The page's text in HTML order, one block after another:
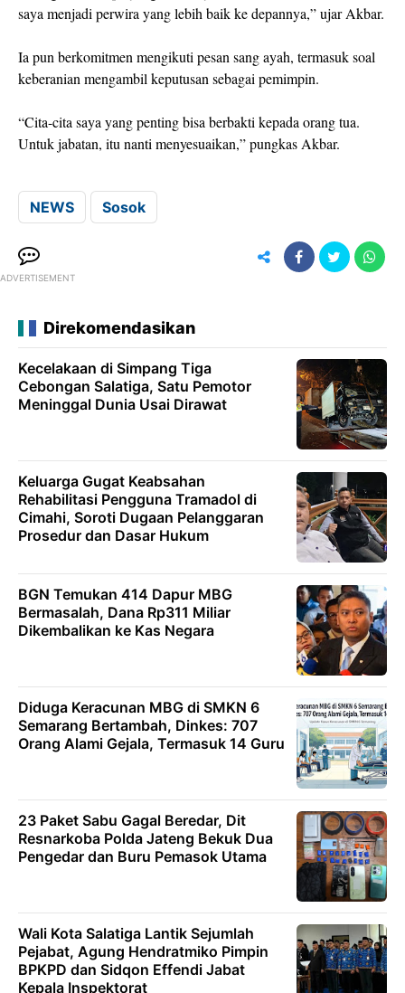
saya menjadi perwira yang lebih baik ke depannya,” ujar Akbar.
Ia pun berkomitmen mengikuti pesan sang ayah, termasuk soal
keberanian mengambil keputusan sebagai pemimpin.
“Cita-cita saya yang penting bisa berbakti kepada orang tua.
Untuk jabatan, itu nanti menyesuaikan,” pungkas Akbar.
NEWS Sosok
ADVERTISEMENT
Direkomendasikan
Kecelakaan di Simpang Tiga
Cebongan Salatiga, Satu Pemotor
Meninggal Dunia Usai Dirawat
Keluarga Gugat Keabsahan
Rehabilitasi Pengguna Tramadol di
Cimahi, Soroti Dugaan Pelanggaran
Prosedur dan Dasar Hukum
BGN Temukan 414 Dapur MBG
Bermasalah, Dana Rp311 Miliar
Dikembalikan ke Kas Negara
Diduga Keracunan MBG di SMKN 6
Semarang Bertambah, Dinkes: 707
Orang Alami Gejala, Termasuk 14 Guru
23 Paket Sabu Gagal Beredar, Dit
Resnarkoba Polda Jateng Bekuk Dua
Pengedar dan Buru Pemasok Utama
Wali Kota Salatiga Lantik Sejumlah
Pejabat, Agung Hendratmiko Pimpin
BPKPD dan Sidqon Effendi Jabat
Kepala Inspektorat